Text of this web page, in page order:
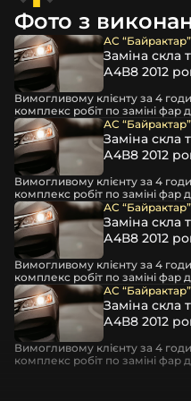
повітрям – і все це
час перевезення та
пошкодження товару
час транспортування
Детальніше про
Комплектація товару
товару можуть
представлених на сайті.
Якщо ви шукаєте такі
розпакування та
ремонт фар, заміна лінз
корпусу та кріплення
коригування, діагностика
партнерські сервіси
Україні.
Ми опанували мистецтво
тисячі задоволених
наявність на складі,
швидке доставлення та
Фото з
АС
Заміна скла
А4В8 2012
Вимогливому клієнту за 4
комплекс робіт по заміні фар
АС
Заміна скла
А4В8 2012
Вимогливому клієнту за 4
комплекс робіт по заміні фар
АС
Заміна скла
А4В8 2012
Вимогливому клієнту за 4
комплекс робіт по заміні фар
АС
Заміна скла
А4В8 2012
Вимогливому клієнту за 4
комплекс робіт по заміні фар